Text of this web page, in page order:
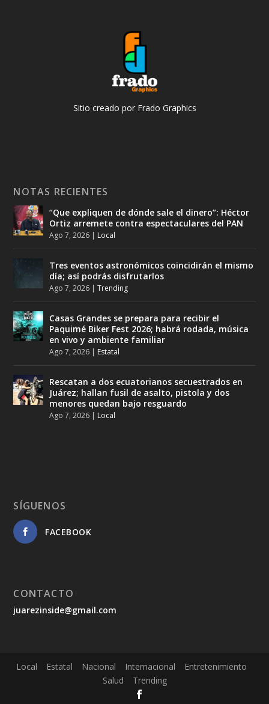
Sitio creado por Frado Graphics
NOTAS RECIENTES
“Que expliquen de dónde sale el dinero”: Héctor
Ortiz arremete contra espectaculares del PAN
Ago 7, 2026 | Local
Tres eventos astronómicos coincidirán el mismo
día; así podrás disfrutarlos
Ago 7, 2026 |Trending
Casas Grandes se prepara para recibir el
Paquimé Biker Fest 2026; habrá rodada, música
en vivo y ambiente familiar
Ago 7, 2026 | Estatal
Rescatan a dos ecuatorianos secuestrados en
Juárez; hallan fusil de asalto, pistola y dos
menores quedan bajo resguardo
Ago 7, 2026 | Local
SÍGUENOS
FACEBOOK
CONTACTO
juarezinside@gmail.com
Local Estatal Nacional Internacional
Entretenimiento
Salud
Trending